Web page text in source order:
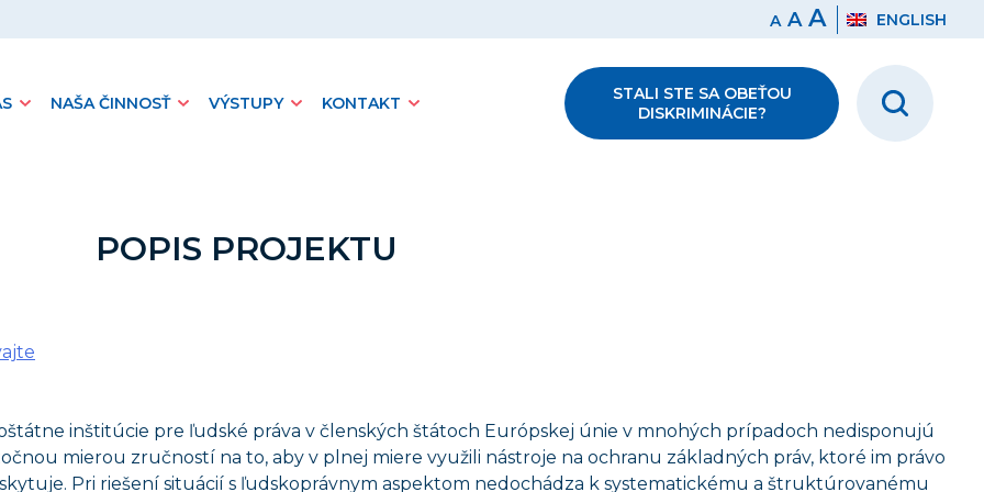
A A A ENGLISH
NAŠA ČINNOSŤ VÝSTUPY KONTAKT
STALI STE SA OBEŤOU
DISKRIMINÁCIE?
POPIS PROJEKTU
inštitúcie pre ľudské práva v členských štátoch Európskej únie v mnohých prípadoch nedisponujú
mierou zručností na to, aby v plnej miere využili nástroje na ochranu základných práv, ktoré im právo
Pri riešení situácií s ľudskoprávnym aspektom nedochádza k systematickému a štruktúrovanému